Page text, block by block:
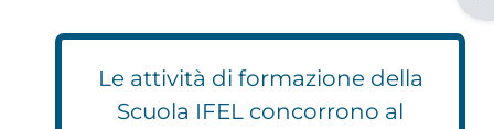
Le attività di formazione della
Scuola IFEL concorrono al